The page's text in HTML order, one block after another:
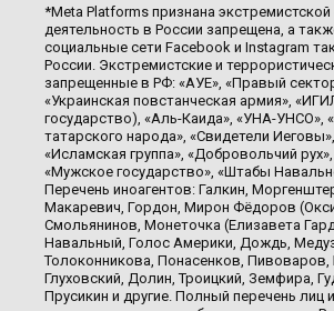
*Meta Platforms признана экстремистской
деятельность в России запрещена, а
социальные сети Facebook и Instagram
России. Экстремистские и
запрещенные в РФ: «АУЕ», «Правый
«Украинская повстанческая армия»,
государство), «Аль-Каида», «УНА-
татарского народа», «Свидетели
«Исламская группа», «Добровольчий
«Мужское государство», «Штабы
Перечень иноагентов: Галкин,
Макаревич, Гордон, Мирон Фёдоров
Смольянинов, Монеточка (Елизавета
Навальный, Голос Америки, Дождь,
Толоконникова, Понасенков, Пивоваров,
Глуховский, Долин, Троицкий, Земфира,
Прусикин и другие. Полный перечень лиц и